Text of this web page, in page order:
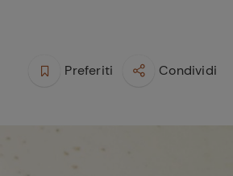
Preferiti Condividi